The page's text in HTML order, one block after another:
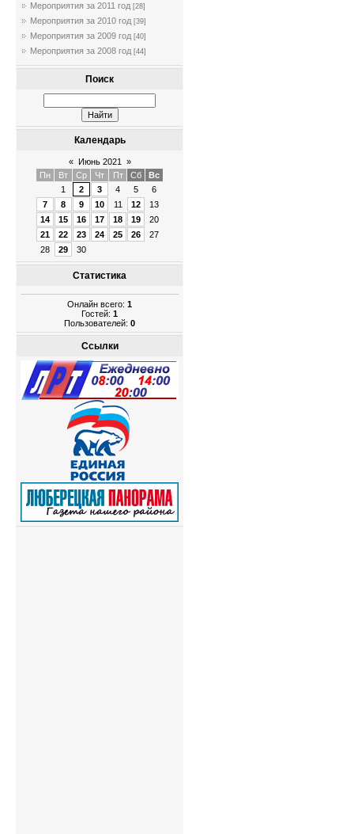
Мероприятия за 2011 год [28]
Мероприятия за 2010 год [39]
Мероприятия за 2009 год [40]
Мероприятия за 2008 год [44]
Поиск
Календарь
« Июнь 2021
»
Пн
Вт Ср Чт Пт Сб
Вс
1
2 3 4 5
6
7
8 9 10 11 12
13
14
15 16 17 18 19
20
21
22 23 24 25 26
27
28
29 30
Статистика
Онлайн всего: 1
Гостей: 1
Пользователей: 0
Ссылки